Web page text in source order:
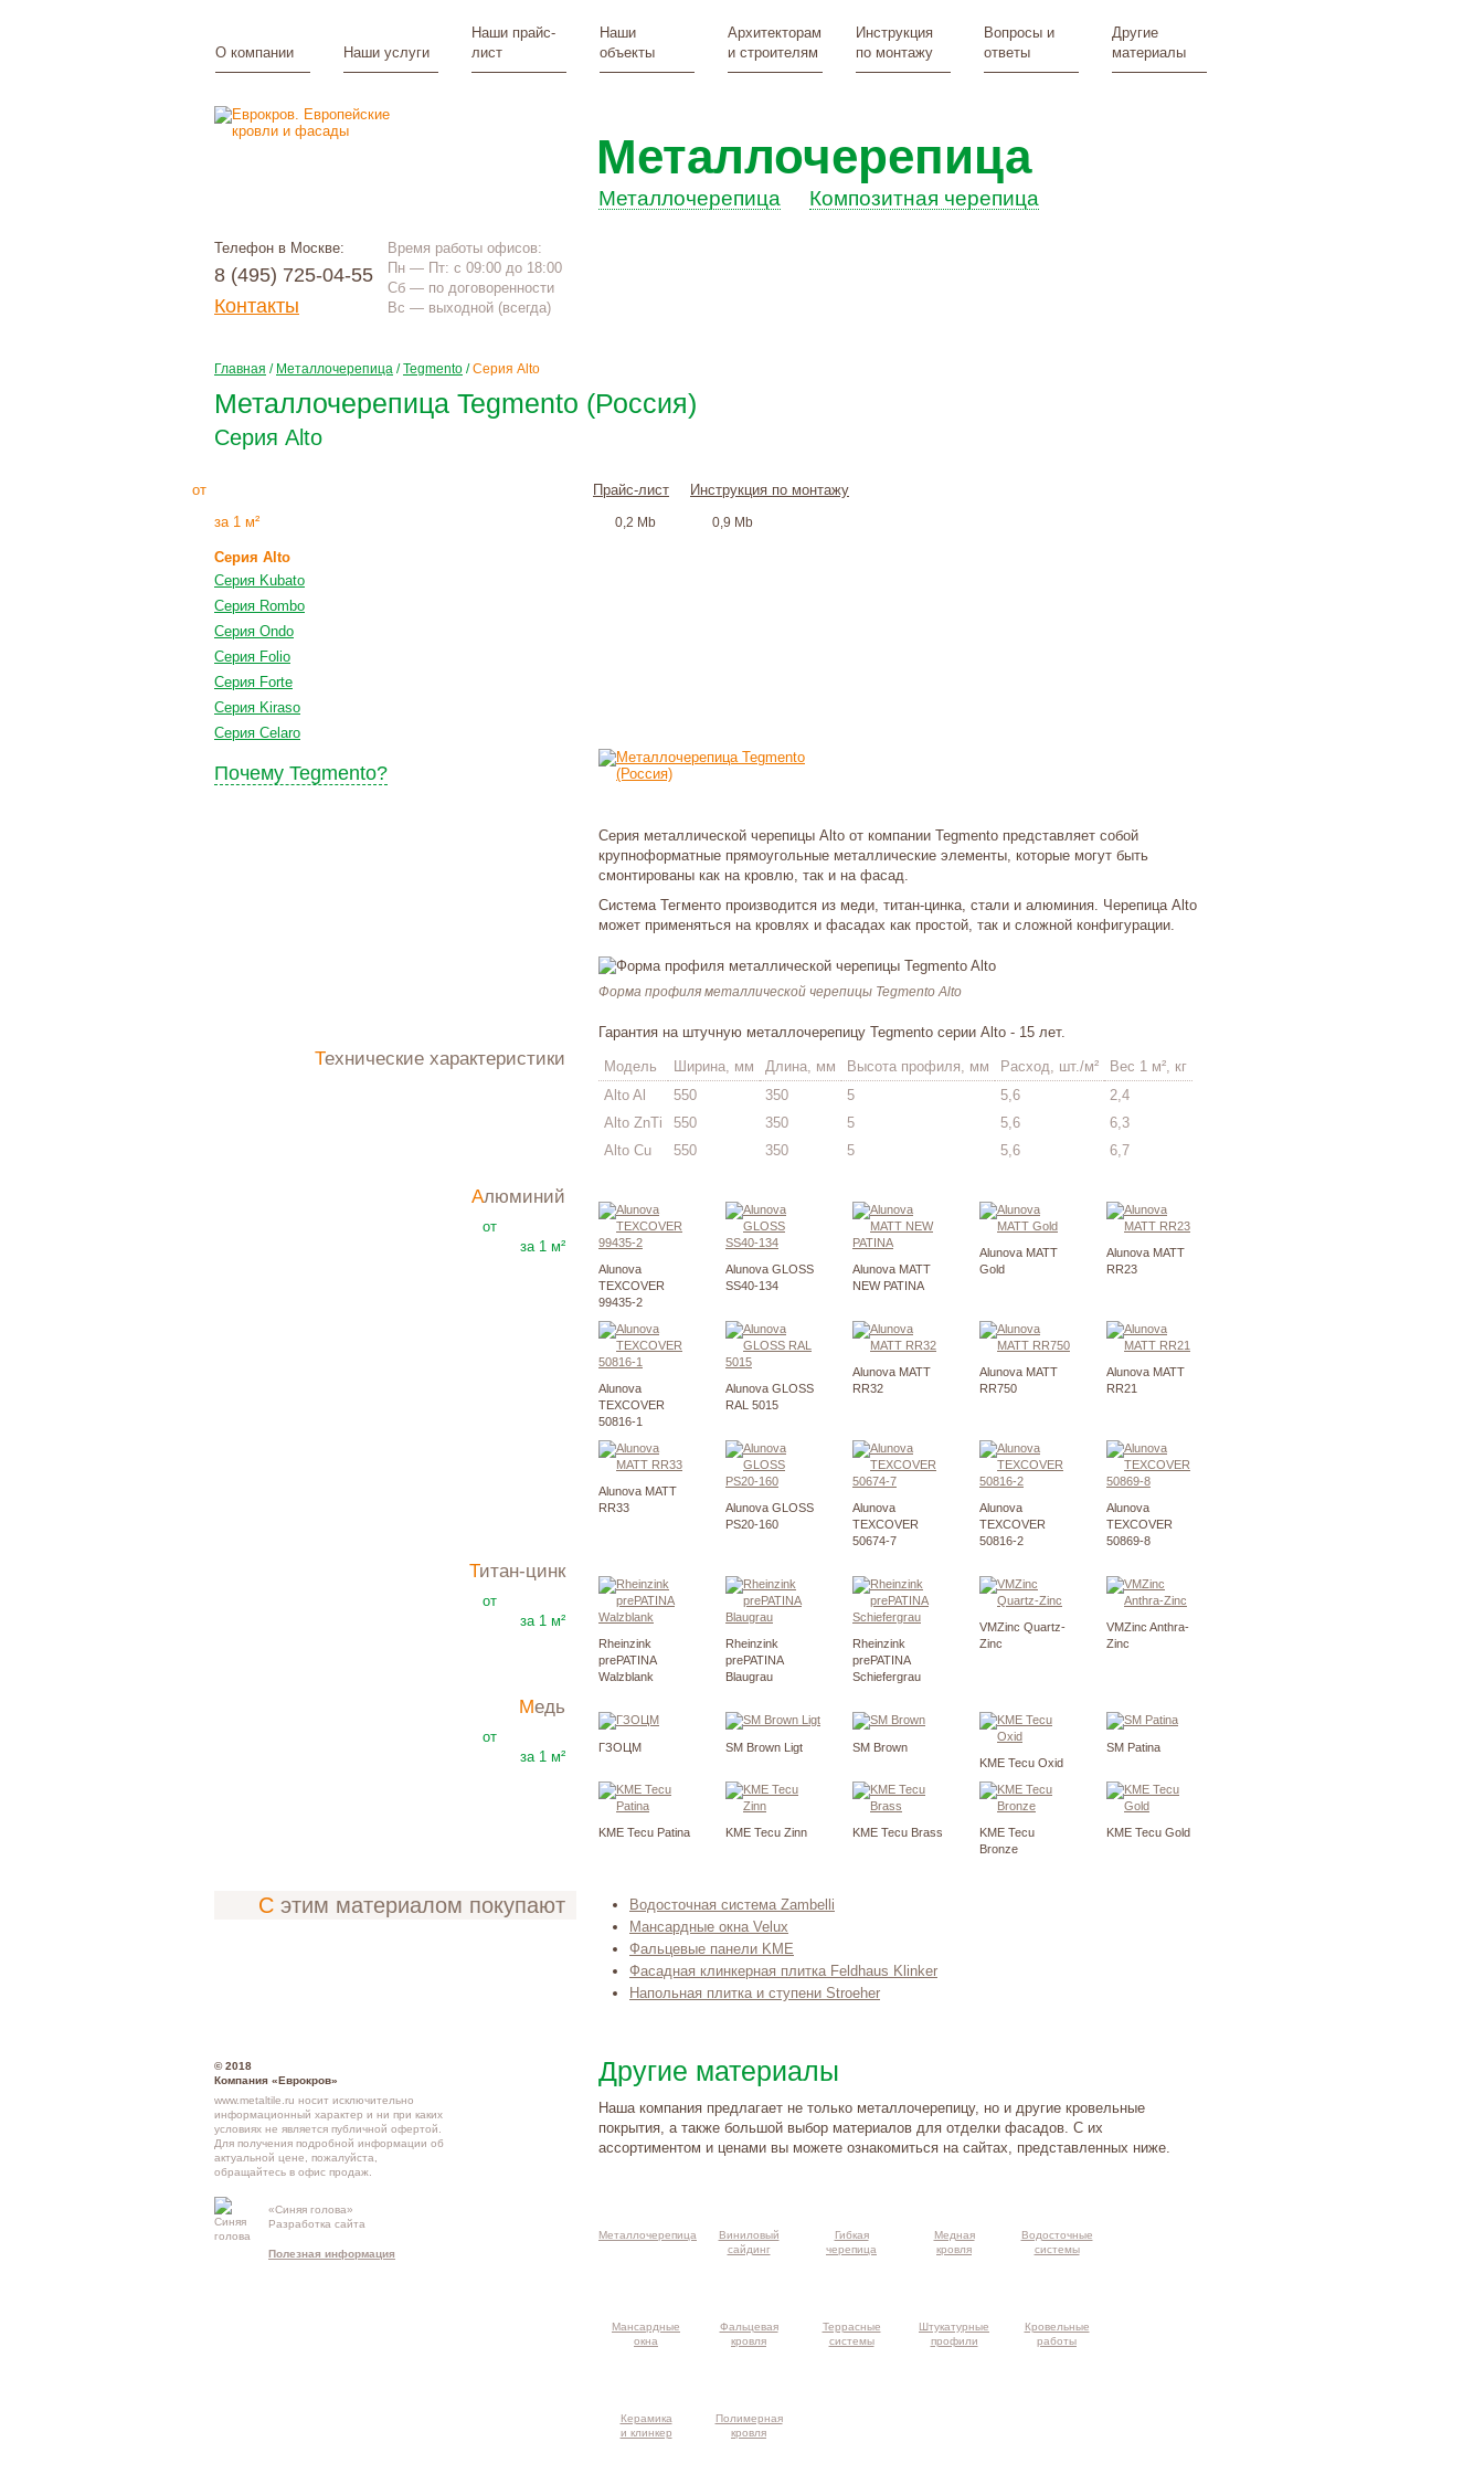
О компании Наши услуги
Наши прайс-
лист
Наши
объекты
Архитекторам
и строителям
Инструкция
по монтажу
Вопросы и
ответы
Другие
материалы
Телефон в Москве:
8 (495) 725-04-55
Контакты
Время работы офисов:
Пн — Пт: с 09:00 до 18:00
Сб — по договоренности
Вс — выходной (всегда)
Металлочерепица
Металлочерепица Композитная черепица
Главная / Металлочерепица /Tegmento /Серия Alto
Металлочерепица Tegmento (Россия)
Серия Alto
от
за 1 м²
Прайс-лист
0,2 Mb
Инструкция по монтажу
0,9 Mb
Серия Alto
Серия Kubato
Серия Rombo
Серия Ondo
Серия Folio
Серия Forte
Серия Kiraso
Серия Celaro
Почему Tegmento?
Серия металлической черепицы Alto от компании Tegmento представляет собой
крупноформатные прямоугольные металлические элементы, которые могут быть
смонтированы как на кровлю, так и на фасад.
Система Тегменто производится из меди, титан-цинка, стали и алюминия. Черепица Alto
может применяться на кровлях и фасадах как простой, так и сложной конфигурации.
Форма профиля металлической черепицы Tegmento Alto
Гарантия на штучную металлочерепицу Tegmento серии Alto - 15 лет.
Технические характеристики Модель Ширина, мм Длина, мм Высота профиля, мм Расход, шт./м²
Вес 1 м², кг
Alto Al
550 350 5 5,6
2,4
Alto ZnTi
550 350 5 5,6
6,3
Alto Cu
550 350 5 5,6 6,7
Алюминий
от
за 1 м²
Alunova
TEXCOVER
99435-2
Alunova GLOSS
SS40-134
Alunova MATT
NEW PATINA
Alunova MATT
Gold
Alunova MATT
RR23
Alunova
TEXCOVER
50816-1
Alunova GLOSS
RAL 5015
Alunova MATT
RR32
Alunova MATT
RR750
Alunova MATT
RR21
Alunova MATT
RR33
Alunova GLOSS
PS20-160
Alunova
TEXCOVER
50674-7
Alunova
TEXCOVER
50816-2
Alunova
TEXCOVER
50869-8
Титан-цинк
от
за 1 м²
Rheinzink
prePATINA
Walzblank
Rheinzink
prePATINA
Blaugrau
Rheinzink
prePATINA
Schiefergrau
VMZinc Quartz-
Zinc
VMZinc Anthra-
Zinc
Медь
от
за 1 м²
ГЗОЦМ SM Brown Ligt
SM Brown
KME Tecu Oxid
SM Patina
KME Tecu Patina KME Tecu Zinn KME Tecu Brass
KME Tecu
Bronze
KME Tecu Gold
С этим материалом покупают
Водосточная система Zambelli
Мансардные окна Velux
Фальцевые панели KME
Фасадная клинкерная плитка Feldhaus Klinker
Напольная плитка и ступени Stroeher
© 2018
Компания «Еврокров»
www.metaltile.ru носит исключительно
информационный характер и ни при каких
условиях не является публичной офертой.
Для получения подробной информации об
актуальной цене, пожалуйста,
обращайтесь в офис продаж.
«Синяя голова»
Разработка сайта
Полезная информация
Другие материалы
Наша компания предлагает не только металлочерепицу, но и другие кровельные
покрытия, а также большой выбор материалов для отделки фасадов. С их
ассортиментом и ценами вы можете ознакомиться на сайтах, представленных ниже.
Металлочерепица
Виниловый
сайдинг
Гибкая
черепица
Медная
кровля
Водосточные
системы
Мансардные
окна
Фальцевая
кровля
Террасные
системы
Штукатурные
профили
Кровельные
работы
Керамика
и клинкер
Полимерная
кровля